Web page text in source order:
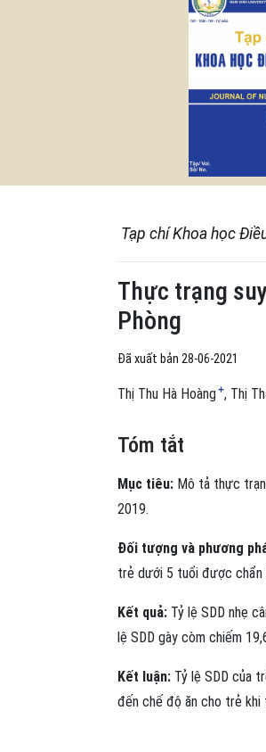
Tạp chí Khoa học
Thực trạng
Phòng
Đã xuất bản 28-06-2021
Thị Thu Hà Hoàng+ Thị
Tóm tắt
Mục tiêu: Mô tả thực
2019.
Đối tượng và phương
trẻ dưới 5 tuổi được chẩn
Kết quả: Tỷ lệ SDD nhẹ
lệ SDD gày còm chiếm
Kết luận: Tỷ lệ SDD của
đến chế độ ăn cho trẻ